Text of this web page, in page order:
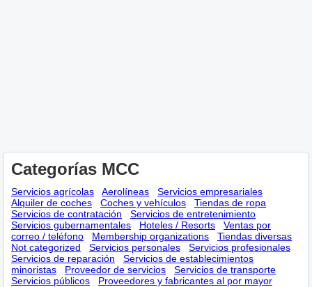
Categorías MCC
Servicios agrícolas Aerolíneas
Servicios empresariales
Alquiler de coches
Coches y vehículos
Tiendas de ropa
Servicios de contratación
Servicios de entretenimiento
Servicios gubernamentales
Hoteles / Resorts
Ventas por
correo / teléfono
Membership оrganizations
Tiendas diversas
Not categorized
Servicios personales
Servicios profesionales
Servicios de reparación
Servicios de establecimientos
minoristas
Proveedor de servicios
Servicios de transporte
Servicios públicos
Proveedores y fabricantes al por mayor